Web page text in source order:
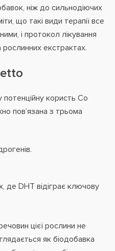
ніж до сильнодіючих
що такі види терапії все
і протокол лікування
екстрактах.
користь Со
пов’язана з трьома
де DHT відіграє ключову
цієї рослини не
як біодобавка